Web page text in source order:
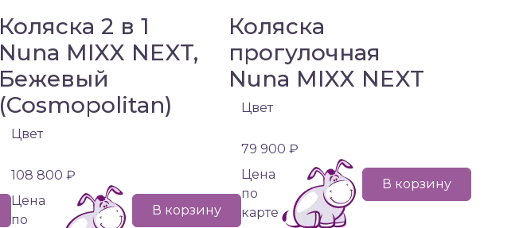
Коляска 2 в 1
Nuna MIXX NEXT,
Бежевый
(Cosmopolitan)
Цвет
108 800 ₽
Цена
по
В корзину
Коляска
прогулочная
Nuna MIXX NEXT
Цвет
79 900 ₽
Цена
по
карте
В корзину